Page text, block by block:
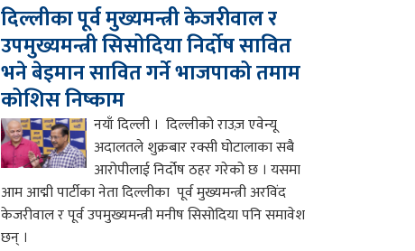
दिल्लीका पूर्व मुख्यमन्त्री केजरीवाल र
उपमुख्यमन्त्री सिसोदिया निर्दोष सावित
भने बेइमान सावित गर्ने भाजपाको तमाम
कोशिस निष्काम
नयाँ दिल्ली । दिल्लीको राउज़ एवेन्यू
अदालतले शुक्रबार रक्सी घोटालाका सबै
आरोपीलाई निर्दोष ठहर गरेको छ । यसमा
आम आद्मी पार्टीका नेता दिल्लीका पूर्व मुख्यमन्त्री अरविंद
केजरीवाल र पूर्व उपमुख्यमन्त्री मनीष सिसोदिया पनि समावेश
छन् ।